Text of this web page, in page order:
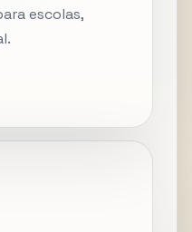
escolas,